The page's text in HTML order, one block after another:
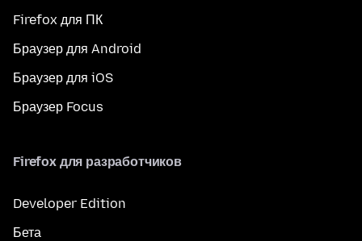
Firefox для ПК
Браузер для Android
Браузер для iOS
Браузер Focus
Firefox для разработчиков
Developer Edition
Бета